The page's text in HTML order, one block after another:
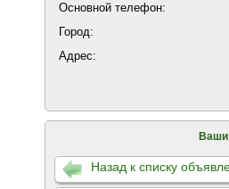
Основной телефон:
Город:
Адрес:
Ваши
Назад к списку